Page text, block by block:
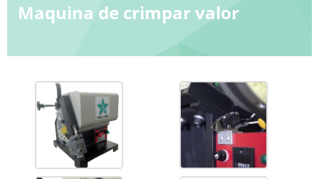
Maquina de crimpar valor